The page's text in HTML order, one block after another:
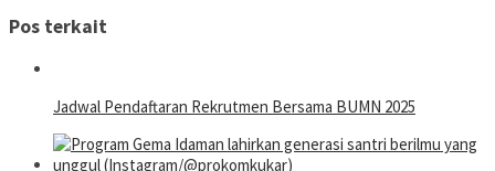
Pos terkait
Jadwal Pendaftaran Rekrutmen Bersama BUMN 2025